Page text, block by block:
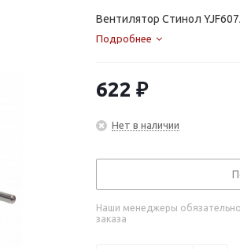
Вентилятор Стинол
Подробнее
622 ₽
Нет в наличии
Наши менеджеры обязательно
заказа